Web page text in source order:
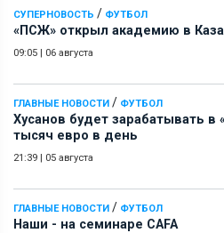
СУПЕРНОВОСТЬ / ФУТБОЛ
«ПСЖ» открыл академию в
09:05 | 06 августа
ГЛАВНЫЕ НОВОСТИ / ФУТБОЛ
Хусанов будет зарабатывать в
тысяч евро в день
21:39 | 05 августа
ГЛАВНЫЕ НОВОСТИ / ФУТБОЛ
Наши - на семинаре СAFA